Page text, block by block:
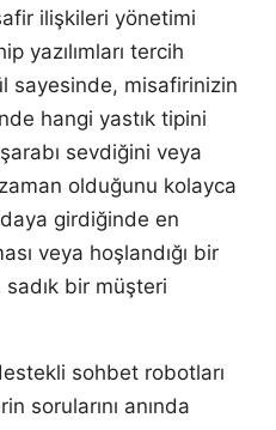
ilişkileri yönetimi
yazılımları tercih
sayesinde, misafirinizin
hangi yastık tipini
sevdiğini veya
olduğunu kolayca
girdiğinde en
veya hoşlandığı bir
sadık bir müşteri
sohbet robotları
sorularını anında